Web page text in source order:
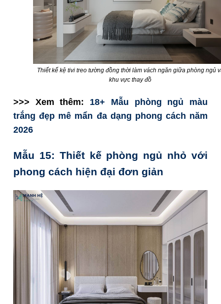
Thiết kế kệ tivi treo tường đồng thời làm vách ngăn giữa phòng ngủ
khu vực thay đồ
>>> Xem thêm: 18+ Mẫu phòng ngủ màu
trắng đẹp mê mẩn đa dạng phong cách năm
2026
Mẫu 15: Thiết kế phòng ngủ nhỏ với
phong cách hiện đại đơn giản